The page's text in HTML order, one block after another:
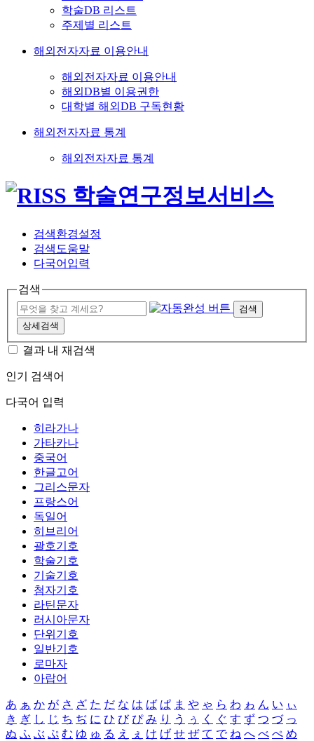
학술DB 리스트
주제별 리스트
해외전자자료 이용안내
해외전자자료 이용안내
해외DB별 이용권한
대학별 해외DB 구독현황
해외전자자료 통계
해외전자자료 통계
검색환경설정
검색도움말
다국어입력
검색
검색
상세검색
결과 내 재검색
인기 검색어
다국어 입력
히라가나
가타카나
중국어
한글고어
그리스문자
프랑스어
독일어
히브리어
괄호기호
학술기호
기술기호
첨자기호
라틴문자
러시아문자
단위기호
일반기호
로마자
아랍어
あ ぁ か が さ ざ た だ な は ば ぱ ま や ゃ ら わ ゎ ん い ぃ
き ぎ し じ ち ぢ に ひ び ぴ み り う ぅ く ぐ す ず つ づ っ
ぬ ふ ぶ ぷ む ゆ ゅ る え ぇ け げ せ ぜ て で ね へ べ ぺ め